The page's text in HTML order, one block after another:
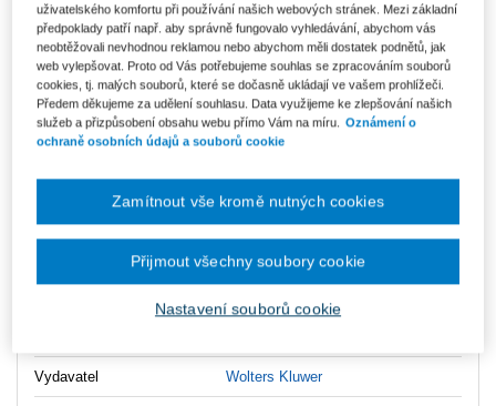
Co je Smarteca?
Upozorňujeme, že v období od 1.8. do 21.8. z technických
důvodů nemůžeme vystavovat daňové doklady. Budou vám
zaslány dodatečně e-mailem.
ks Vložit do košíku
Ke stažení
Obsah - kniha I
Ukázka - kniha I
Portrait of a Judge - Book III
Vydavatel Wolters Kluwer
uživatelského komfortu při používání našich webových stránek. Mezi základní
předpoklady patří např. aby správně fungovalo vyhledávání, abychom vás
neobtěžovali nevhodnou reklamou nebo abychom měli dostatek podnětů, jak
web vylepšovat. Proto od Vás potřebujeme souhlas se zpracováním souborů
cookies, tj. malých souborů, které se dočasně ukládají ve vašem prohlížeči.
Předem děkujeme za udělení souhlasu. Data využijeme ke zlepšování našich
služeb a přizpůsobení obsahu webu přímo Vám na míru. Oznámení o
ochraně osobních údajů a souborů cookie
Nastavení souborů cookie
Zamítnout vše kromě nutných cookies
Přijmout všechny soubory cookie